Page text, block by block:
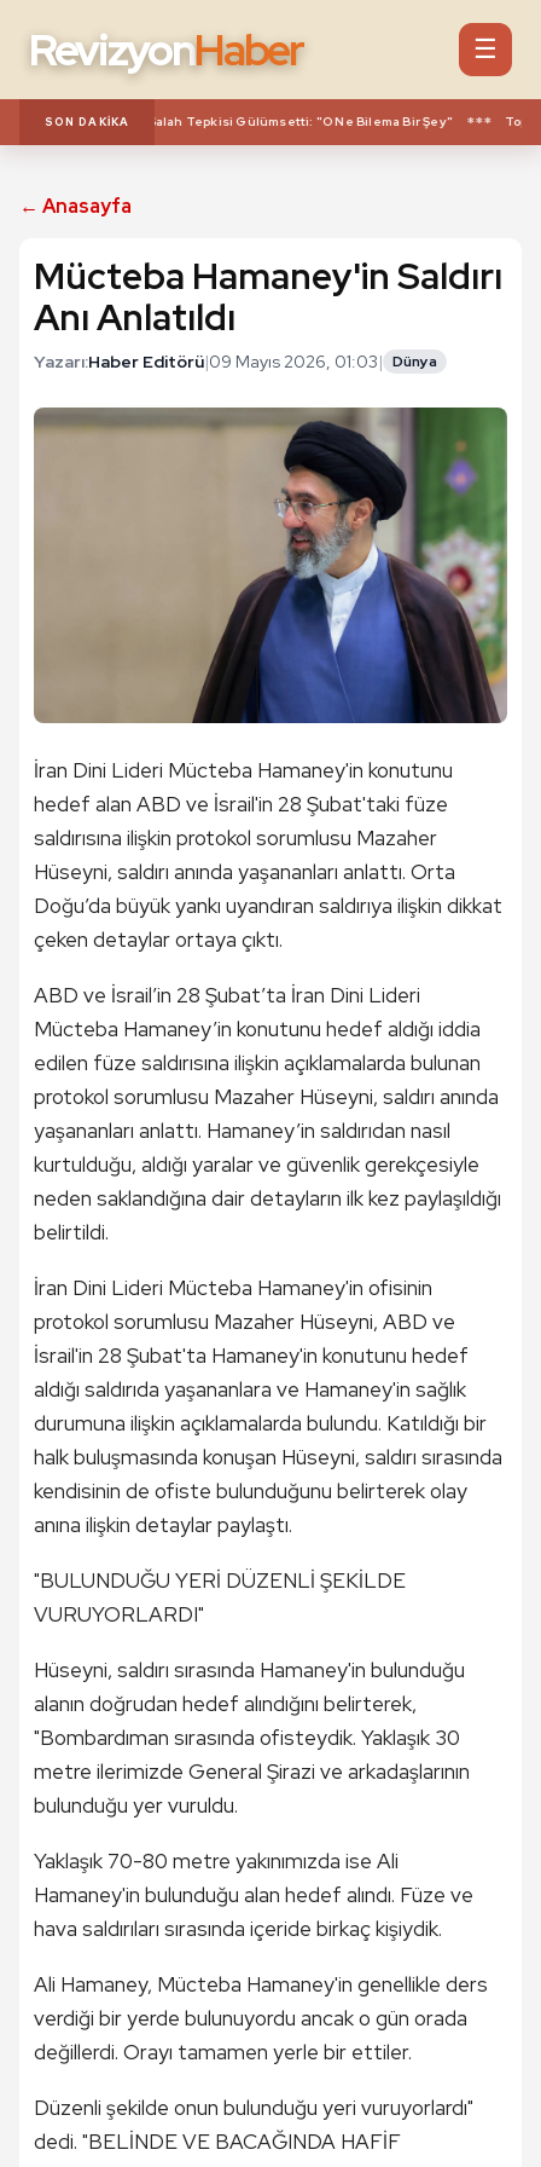
RevizyonHaber ☰
SON DAKIKA
Muhammed Salah Tepkisi Gülümsetti: "O Ne Bilema Bir Şey" ***
← Anasayfa
Mücteba Hamaney'in Saldırı
Anı Anlatıldı
Yazarı:Haber Editörü|09 Mayıs 2026, 01:03| Dünya
İran Dini Lideri Mücteba Hamaney'in konutunu
hedef alan ABD ve İsrail'in 28 Şubat'taki füze
saldırısına ilişkin protokol sorumlusu Mazaher
Hüseyni, saldırı anında yaşananları anlattı. Orta
Doğu’da büyük yankı uyandıran saldırıya ilişkin dikkat
çeken detaylar ortaya çıktı.
ABD ve İsrail’in 28 Şubat’ta İran Dini Lideri
Mücteba Hamaney’in konutunu hedef aldığı iddia
edilen füze saldırısına ilişkin açıklamalarda bulunan
protokol sorumlusu Mazaher Hüseyni, saldırı anında
yaşananları anlattı. Hamaney’in saldırıdan nasıl
kurtulduğu, aldığı yaralar ve güvenlik gerekçesiyle
neden saklandığına dair detayların ilk kez paylaşıldığı
belirtildi.
İran Dini Lideri Mücteba Hamaney'in ofisinin
protokol sorumlusu Mazaher Hüseyni, ABD ve
İsrail'in 28 Şubat'ta Hamaney'in konutunu hedef
aldığı saldırıda yaşananlara ve Hamaney'in sağlık
durumuna ilişkin açıklamalarda bulundu. Katıldığı bir
halk buluşmasında konuşan Hüseyni, saldırı sırasında
kendisinin de ofiste bulunduğunu belirterek olay
anına ilişkin detaylar paylaştı.
"BULUNDUĞU YERİ DÜZENLİ ŞEKİLDE
VURUYORLARDI"
Hüseyni, saldırı sırasında Hamaney'in bulunduğu
alanın doğrudan hedef alındığını belirterek,
"Bombardıman sırasında ofisteydik. Yaklaşık 30
metre ilerimizde General Şirazi ve arkadaşlarının
bulunduğu yer vuruldu.
Yaklaşık 70-80 metre yakınımızda ise Ali
Hamaney'in bulunduğu alan hedef alındı. Füze ve
hava saldırıları sırasında içeride birkaç kişiydik.
Ali Hamaney, Mücteba Hamaney'in genellikle ders
verdiği bir yerde bulunuyordu ancak o gün orada
değillerdi. Orayı tamamen yerle bir ettiler.
Düzenli şekilde onun bulunduğu yeri vuruyorlardı"
dedi. "BELİNDE VE BACAĞINDA HAFİF